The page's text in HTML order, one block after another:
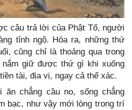
câu trả lời của Phật Tổ, người
tỉnh ngộ. Hóa ra, những thứ
cũng chỉ là thoảng qua trong
nắm giữ được thứ gì khi xuống
tài, địa vị, ngay cả thể xác.
ăn chẳng cầu no, sống chẳng
bạc, như vậy mới lòng trong trí